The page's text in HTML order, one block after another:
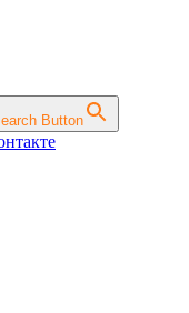
Button